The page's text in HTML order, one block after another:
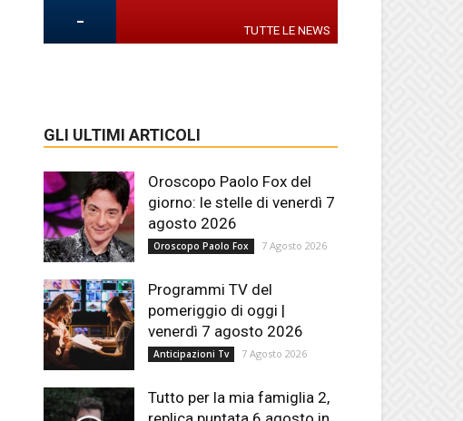
- TUTTE LE NEWS
GLI ULTIMI ARTICOLI
Oroscopo Paolo Fox del
giorno: le stelle di venerdì 7
agosto 2026
Oroscopo Paolo Fox 7 Agosto 2026
Programmi TV del
pomeriggio di oggi |
venerdì 7 agosto 2026
Anticipazioni Tv 7 Agosto 2026
Tutto per la mia famiglia 2,